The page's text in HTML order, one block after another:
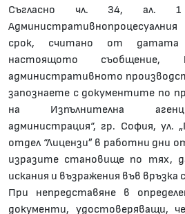
Съгласно чл. 34,
срок, считано от датата
настоящото
административното
запознаете с документите по
на Изпълнителна
администрация“, гр. София, ул.
отдел “Лицензи” в работни дни
изразите становище по тях,
искания и възражения във
При непредставяне в
документи, удостоверяващи,